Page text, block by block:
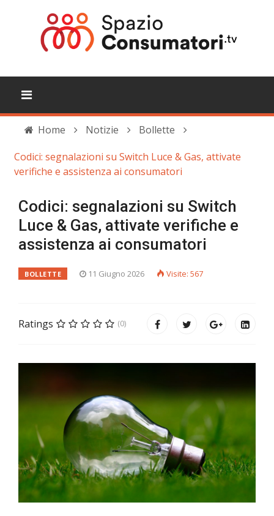
Home Notizie
Bollette
Codici: segnalazioni su Switch Luce & Gas, attivate
verifiche e assistenza ai consumatori
Codici: segnalazioni su Switch
Luce & Gas, attivate verifiche e
assistenza ai consumatori
BOLLETTE 11 Giugno 2026 Visite: 567
Ratings (0)